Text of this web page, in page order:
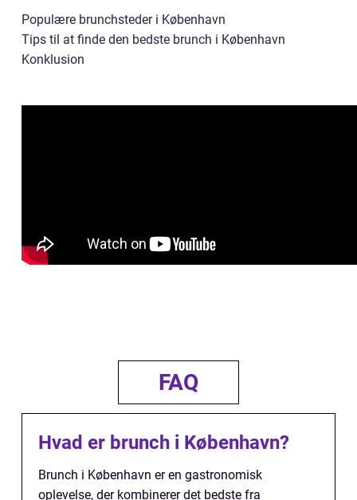
Populære brunchsteder i København
Tips til at finde den bedste brunch i København
Konklusion
FAQ
Hvad er brunch i København?
Brunch i København er en gastronomisk
oplevelse, der kombinerer det bedste fra